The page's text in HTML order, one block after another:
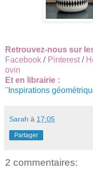
Retrouvez-nous sur
Facebook / Pinterest/
ovin
Et en librairie :
" Inspirations
Sarah à 17:05
Partager
2 commentaires: